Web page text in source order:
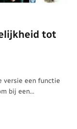
tot
versie een functie
bij een…